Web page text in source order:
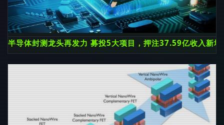
半导体封测龙头再发力 募投5大项目，押注37.59亿收入新增